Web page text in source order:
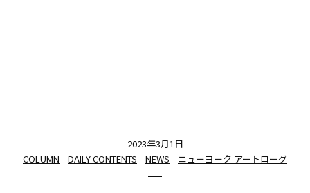
2023年3月1日
COLUMN
DAILY CONTENTS NEWS ニューヨーク アートローグ